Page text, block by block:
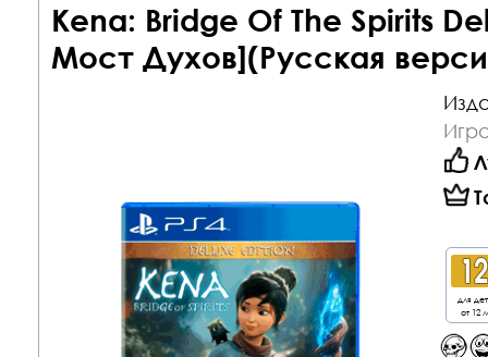
Kena: Bridge Of The Spirits
Мост Духов](Русская
для
от 12